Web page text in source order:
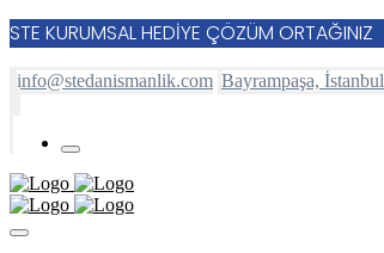
STE KURUMSAL HEDİYE ÇÖZÜM ORTAĞINIZ
info@stedanismanlik.com Bayrampaşa, İstanbul